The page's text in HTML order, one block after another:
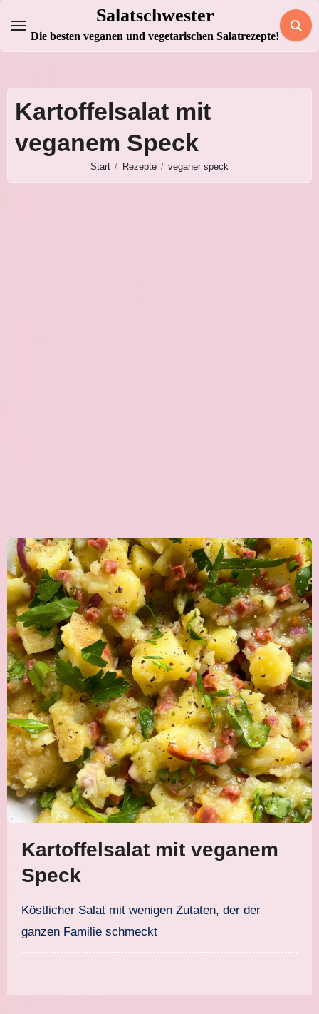
Inhalt
springen
Salatschwester
Die besten veganen und vegetarischen Salatrezepte!
Kartoffelsalat mit
veganem Speck
Start Rezepte veganer speck
Kartoffelsalat mit veganem
Speck
Köstlicher Salat mit wenigen Zutaten, der der
ganzen Familie schmeckt